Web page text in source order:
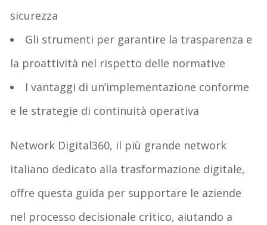
sicurezza
Gli strumenti per garantire la trasparenza e
la proattività nel rispetto delle normative
I vantaggi di un’implementazione conforme
e le strategie di continuità operativa
Network Digital360, il più grande network
italiano dedicato alla trasformazione digitale,
offre questa guida per supportare le aziende
nel processo decisionale critico, aiutando a